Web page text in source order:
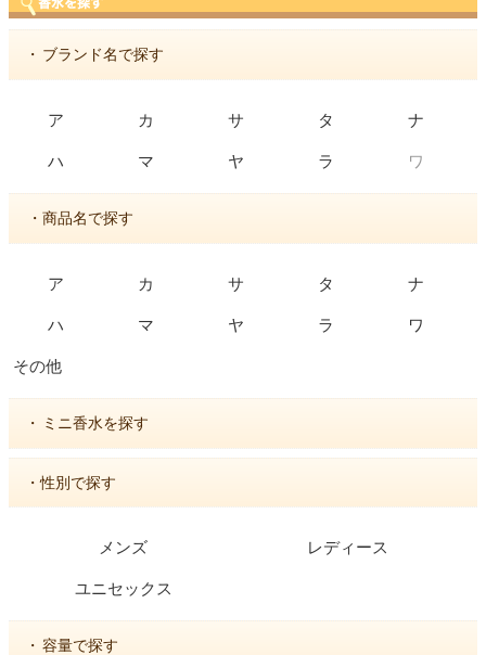
・ ブランド名で探す
ア カ サ タ ナ
ハ マ ヤ ラ ワ
・商品名で探す
ア カ サ タ ナ
ハ マ ヤ ラ ワ
その他
・ ミニ香水を探す
・性別で探す
メンズ レディース
ユニセックス
・ 容量で探す